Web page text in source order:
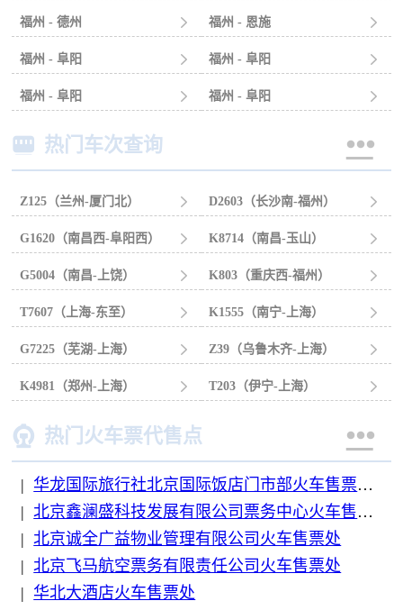
福州 - 德州  福州 - 恩施 
福州 - 阜阳  福州 - 阜阳 
福州 - 阜阳  福州 - 阜阳 
 热门车次查询 
Z125（兰州-厦门北）  D2603（长沙南-福州） 
G1620（南昌西-阜阳西）  K8714（南昌-玉山） 
G5004（南昌-上饶）  K803（重庆西-福州） 
T7607（上海-东至）  K1555（南宁-上海） 
G7225（芜湖-上海）  Z39（乌鲁木齐-上海） 
K4981（郑州-上海）  T203（伊宁-上海） 
 热门火车票代售点 
| 华龙国际旅行社北京国际饭店门市部火车售票处
| 北京鑫澜盛科技发展有限公司票务中心火车售票处
| 北京诚全广益物业管理有限公司火车售票处
| 北京飞马航空票务有限责任公司火车售票处
| 华北大酒店火车售票处